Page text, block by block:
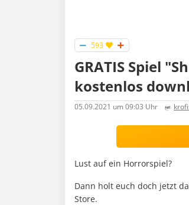
593
GRATIS Spiel
kostenlos
05.09.2021 um 09:03 Uhr
Lust auf ein Horrorspiel?
Dann holt euch doch jetzt
Store.